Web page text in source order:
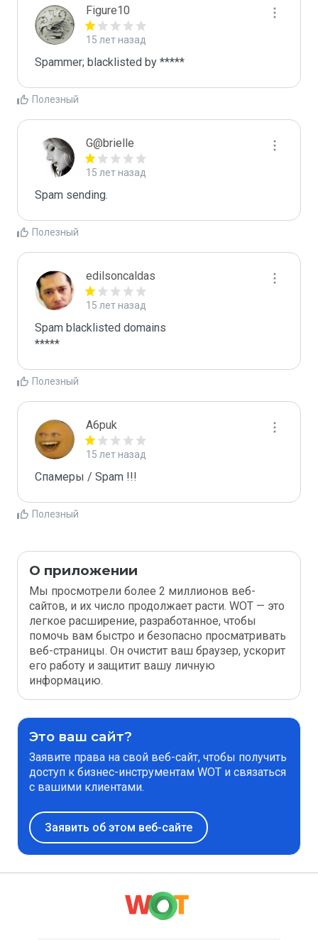
Figure10
15 лет назад
Spammer; blacklisted by *****
Полезный
G@brielle
15 лет назад
Spam sending.
Полезный
edilsoncaldas
15 лет назад
Spam blacklisted domains
*****
Полезный
A6puk
15 лет назад
Спамеры / Spam !!!
Полезный
О приложении
Мы просмотрели более 2 миллионов веб-
сайтов, и их число продолжает расти. WOT — это
легкое расширение, разработанное, чтобы
помочь вам быстро и безопасно просматривать
веб-страницы. Он очистит ваш браузер, ускорит
его работу и защитит вашу личную
информацию.
Это ваш сайт?
Заявите права на свой веб-сайт, чтобы получить
доступ к бизнес-инструментам WOT и связаться
с вашими клиентами.
Заявить об этом веб-сайте